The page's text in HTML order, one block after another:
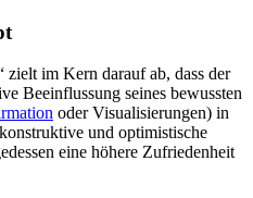
im Kern darauf ab, dass der
Beeinflussung seines bewussten
oder Visualisierungen) in
und optimistische
eine höhere Zufriedenheit